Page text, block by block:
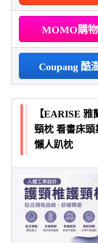
MOMO購物
Coupang 酷
【EARISE
頸枕 看書床
懶人趴枕